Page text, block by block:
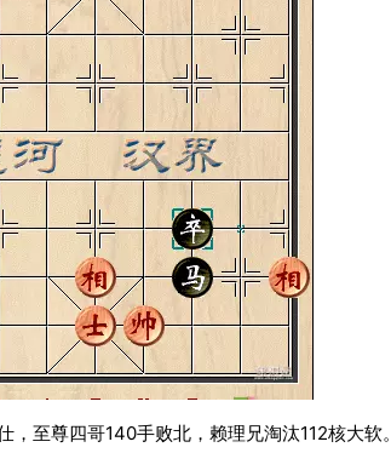
至尊四哥140手败北，赖理兄淘汰112核大软。